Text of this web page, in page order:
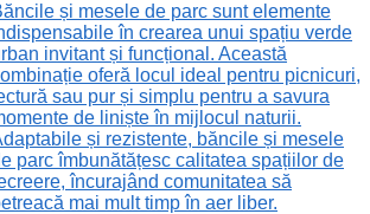
și mesele de parc sunt elemente
în crearea unui spațiu verde
invitant și funcțional. Această
oferă locul ideal pentru picnicuri,
sau pur și simplu pentru a savura
de liniște în mijlocul naturii.
și rezistente, băncile și mesele
parc îmbunătățesc calitatea spațiilor de
încurajând comunitatea să
mai mult timp în aer liber.